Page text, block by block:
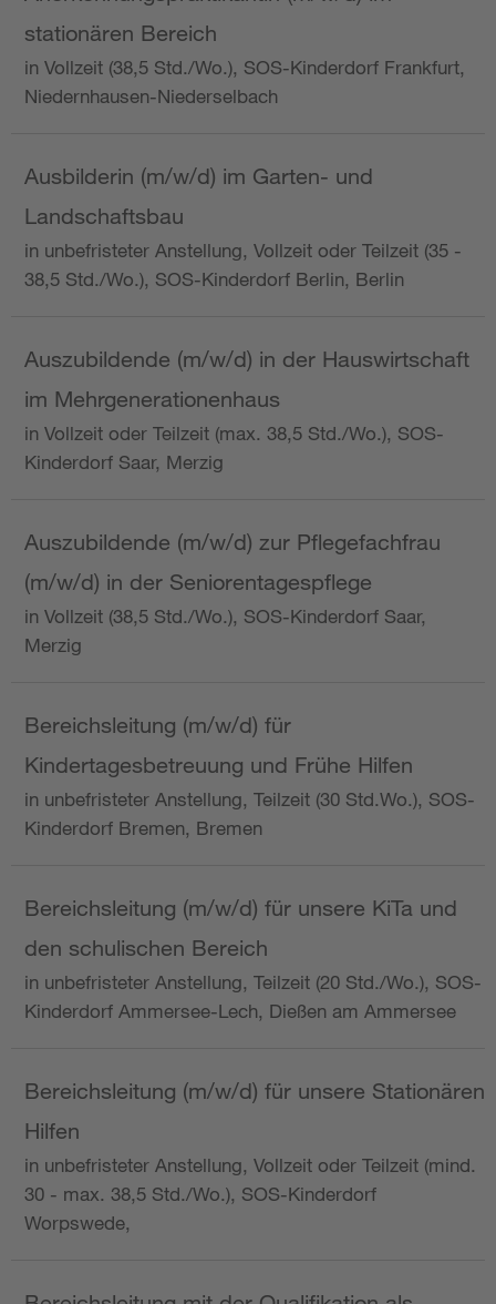
stationären Bereich
in Vollzeit (38,5 Std./Wo.), SOS-Kinderdorf Frankfurt,
Niedernhausen-Niederselbach
Ausbilderin (m/w/d) im Garten- und
Landschaftsbau
in unbefristeter Anstellung, Vollzeit oder Teilzeit (35 -
38,5 Std./Wo.), SOS-Kinderdorf Berlin, Berlin
Auszubildende (m/w/d) in der Hauswirtschaft
im Mehrgenerationenhaus
in Vollzeit oder Teilzeit (max. 38,5 Std./Wo.), SOS-
Kinderdorf Saar, Merzig
Auszubildende (m/w/d) zur Pflegefachfrau
(m/w/d) in der Seniorentagespflege
in Vollzeit (38,5 Std./Wo.), SOS-Kinderdorf Saar,
Merzig
Bereichsleitung (m/w/d) für
Kindertagesbetreuung und Frühe Hilfen
in unbefristeter Anstellung, Teilzeit (30 Std.Wo.), SOS-
Kinderdorf Bremen, Bremen
Bereichsleitung (m/w/d) für unsere KiTa und
den schulischen Bereich
in unbefristeter Anstellung, Teilzeit (20 Std./Wo.), SOS-
Kinderdorf Ammersee-Lech, Dießen am Ammersee
Bereichsleitung (m/w/d) für unsere Stationären
Hilfen
in unbefristeter Anstellung, Vollzeit oder Teilzeit (mind.
30 - max. 38,5 Std./Wo.), SOS-Kinderdorf
Worpswede,